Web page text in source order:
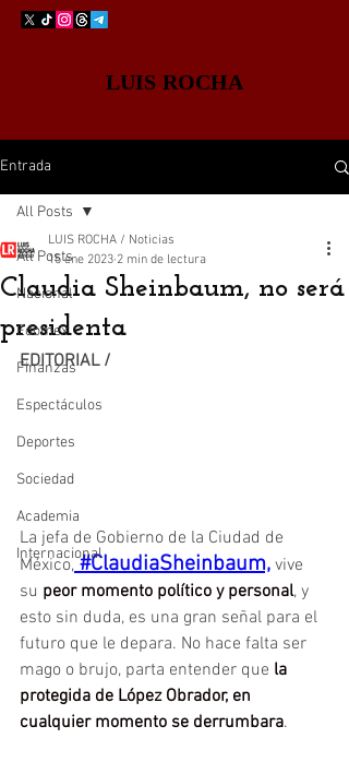
LUIS ROCHA
Entrada
All Posts
Nacional
Edomex
Finanzas
Espectáculos
Deportes
Sociedad
Academia
Internacional
All Posts
Claudia Sheinbaum, no será
presidenta
LUIS ROCHA / Noticias
15 ene 2023 2 min de lectura
EDITORIAL /
La jefa de Gobierno de la Ciudad de
México, #ClaudiaSheinbaum, vive
su peor momento político y personal, y
esto sin duda, es una gran señal para el
futuro que le depara. No hace falta ser
mago o brujo, parta entender que la
protegida de López Obrador, en
cualquier momento se derrumbara.